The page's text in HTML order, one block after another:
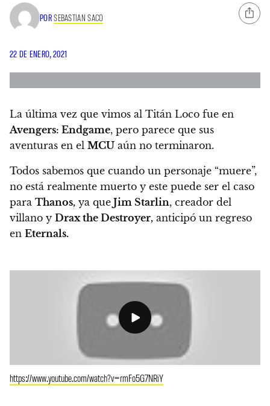
PORSEBASTIAN SACO
22 DE ENERO, 2021
La última vez que vimos al Titán Loco fue en
Avengers: Endgame, pero parece que sus
aventuras en el MCU aún no terminaron.
Todos sabemos que cuando un personaje “muere”,
no está realmente muerto y este puede ser el caso
para Thanos, ya que Jim Starlin, creador del
villano y Drax the Destroyer, anticipó un regreso
en Eternals.
https://www.youtube.com/watch?v=rmFo5G7NRiY